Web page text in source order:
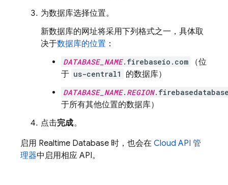
为数据库选择位置。
新数据库的网址将采用下列格式之一，具体取
决于数据库的位置 ：
DATABASE_NAME.firebaseio.com
（位
于 us-central1 的数据库）
DATABASE_NAME. REGION
于所有其他位置的数据库）
点击完成。
启用 Realtime Database 时，也会在 Cloud API 管
理器中启用相应 API。